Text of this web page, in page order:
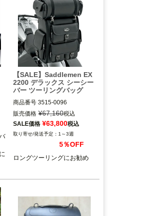
【SALE】Saddlemen EX
2200 デラックス シーシー
バー ツーリングバッグ
商品番号3515-0096
SaddleMen（サドルマン）
販売価格 ¥67,160税込
SALE価格 ¥63,800税込
1～3週
5％OFF
ロングツーリングにお勧め